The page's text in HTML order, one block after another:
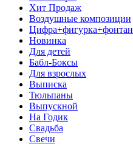
Хит Продаж
Воздушные композиции
Цифра+фигурка+фонтан
Новинка
Для детей
Бабл-Боксы
Для взрослых
Выписка
Тюльпаны
Выпускной
На Годик
Свадьба
Свечи